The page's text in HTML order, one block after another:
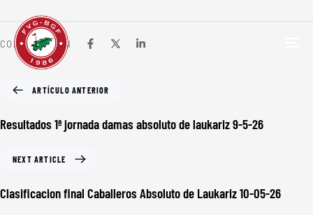
COMPARTIR EN
ARTÍCULO ANTERIOR
Resultados 1ª jornada damas absoluto de laukariz 9-5-26
NEXT ARTICLE
Clasificacion final Caballeros Absoluto de Laukariz 10-05-26